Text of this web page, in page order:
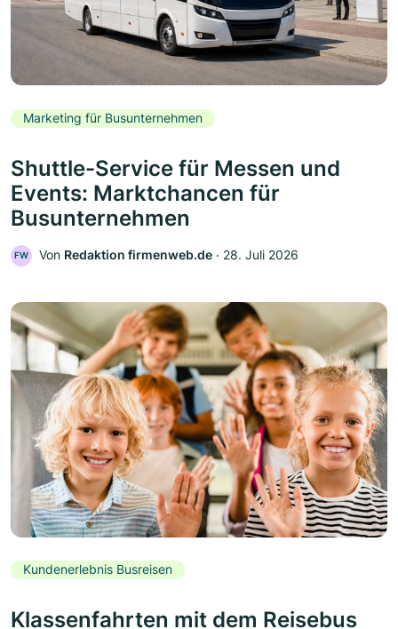
Marketing für Busunternehmen
Shuttle-Service für Messen und
Events: Marktchancen für
Busunternehmen
FW Von Redaktion firmenweb.de ‧ 28. Juli 2026
Kundenerlebnis Busreisen
Klassenfahrten mit dem Reisebus